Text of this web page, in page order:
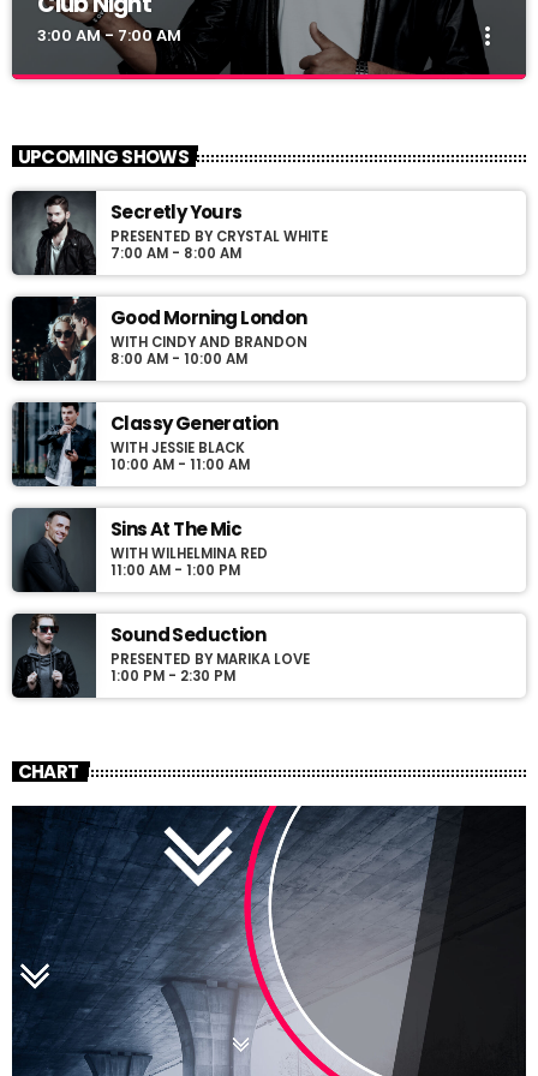
3:00 AM - 7:00 AM more_vert
Presented by Dj Ross
For every Show page the timetable is auomatically generated
from the schedule, and you can set automatic carousels of
Podcasts, Articles and Charts by simply choosing a category.
UPCOMING SHOWS
Secretly Yours
PRESENTED BY CRYSTAL WHITE
7:00 AM - 8:00 AM
Good Morning London
WITH CINDY AND BRANDON
8:00 AM - 10:00 AM
Classy Generation
WITH JESSIE BLACK
10:00 AM - 11:00 AM
Sins At The Mic
WITH WILHELMINA RED
11:00 AM - 1:00 PM
Sound Seduction
PRESENTED BY MARIKA LOVE
1:00 PM - 2:30 PM
CHART